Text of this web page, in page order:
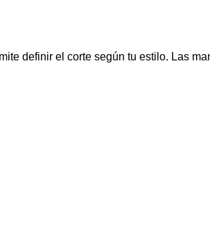
definir el corte según tu estilo. Las